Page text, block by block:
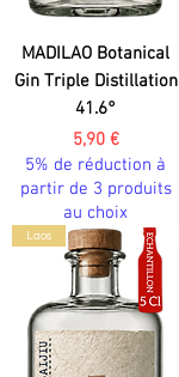
MADILAO Botanical
Gin Triple Distillation
41.6°
Prix
5,90 €
5% de réduction à
partir de 3 produits
au choix
Laos